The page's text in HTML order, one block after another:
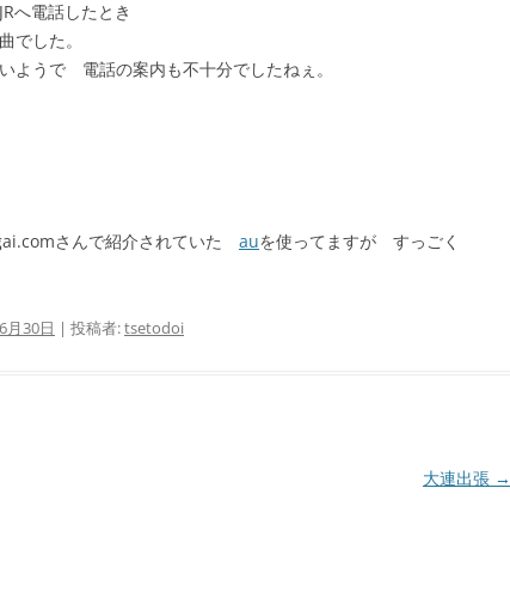
へ電話したとき
した。
ようで 電話の案内も不十分でしたねぇ。
さんで紹介されていた auを使ってますが すっごく
月30日 | 投稿者:tsetodoi
大連出張 →